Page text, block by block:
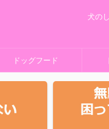
犬の
ドッグフード